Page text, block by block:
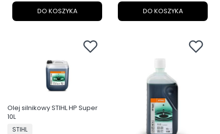
DO KOSZYKA DO KOSZYKA
Olej silnikowy STIHL HP Super
10L
PRODUCENT
STIHL